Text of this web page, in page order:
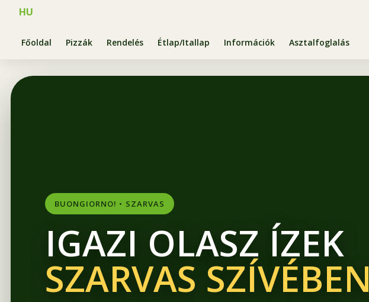
HU
Főoldal Pizzák Rendelés Étlap/Itallap Információk Asztalfoglalás
BUONGIORNO! • SZARVAS
IGAZI OLASZ ÍZEK
SZARVAS SZÍVÉBEN